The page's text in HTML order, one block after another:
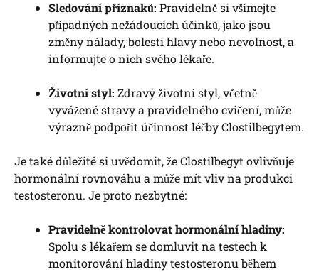
Sledování příznaků: Pravidelně si všímejte
případných nežádoucích účinků, jako jsou
změny nálady, bolesti hlavy nebo nevolnost, a
informujte o nich svého lékaře.
Životní styl: Zdravý životní styl, včetně
vyvážené stravy a pravidelného cvičení, může
výrazně podpořit účinnost léčby Clostilbegytem.
Je také důležité si uvědomit, že Clostilbegyt ovlivňuje
hormonální rovnováhu a může mít vliv na produkci
testosteronu. Je proto nezbytné:
Pravidelně kontrolovat hormonální hladiny:
Spolu s lékařem se domluvit na testech k
monitorování hladiny testosteronu během